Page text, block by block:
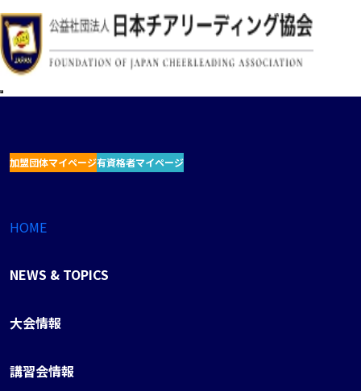
加盟団体マイページ有資格者マイページ
HOME
NEWS & TOPICS
大会情報
講習会情報